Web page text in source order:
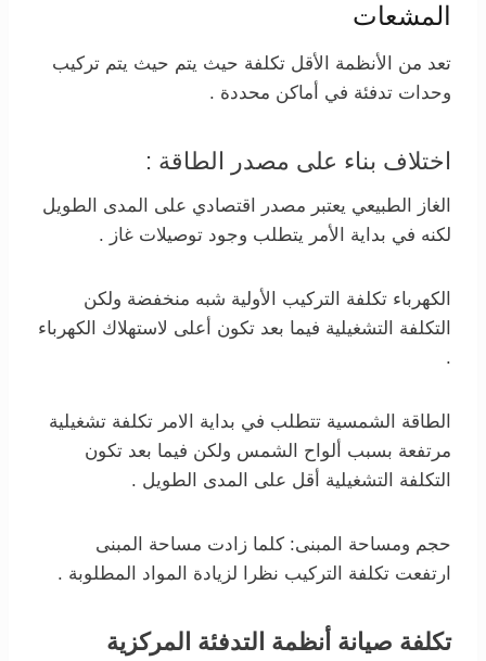
المشعات
تعد من الأنظمة الأقل تكلفة حيث يتم حيث يتم تركيب
وحدات تدفئة في أماكن محددة .
اختلاف بناء على مصدر الطاقة :
الغاز الطبيعي يعتبر مصدر اقتصادي على المدى الطويل
لكنه في بداية الأمر يتطلب وجود توصيلات غاز .
الكهرباء تكلفة التركيب الأولية شبه منخفضة ولكن
التكلفة التشغيلية فيما بعد تكون أعلى لاستهلاك الكهرباء
.
الطاقة الشمسية تتطلب في بداية الامر تكلفة تشغيلية
مرتفعة بسبب ألواح الشمس ولكن فيما بعد تكون
التكلفة التشغيلية أقل على المدى الطويل .
حجم ومساحة المبنى: كلما زادت مساحة المبنى
ارتفعت تكلفة التركيب نظرا لزيادة المواد المطلوبة .
تكلفة صيانة أنظمة التدفئة المركزية